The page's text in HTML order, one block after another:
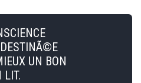
UN BON
LIT.